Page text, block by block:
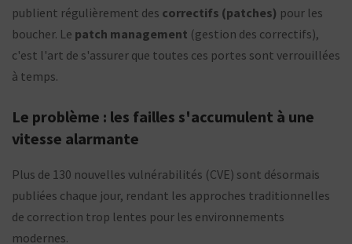
publient régulièrement des correctifs (patches) pour les
boucher. Le patch management (gestion des correctifs),
c'est l'art de s'assurer que toutes ces portes sont verrouillées
à temps.
Le problème : les failles s'accumulent à une
vitesse alarmante
Plus de 130 nouvelles vulnérabilités (CVE) sont désormais
publiées chaque jour, rendant les approches traditionnelles
de correction trop lentes pour les environnements
modernes.